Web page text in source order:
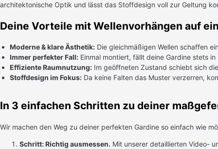
architektonische Optik und lässt das Stoffdesign voll zur Geltung
Deine Vorteile mit Wellenvorhängen auf
Moderne & klare Ästhetik: Die gleichmäßigen Wellen schaffen
Immer perfekter Fall: Einmal montiert, fällt deine Gardine stets
Effiziente Raumnutzung: Im geöffneten Zustand schiebt sich
Stoffdesign im Fokus: Da keine Falten das Muster verzerren,
In 3 einfachen Schritten zu deiner
Wir machen den Weg zu deiner perfekten Gardine so einfach wie
Schritt: Richtig ausmessen. Mit unserer detaillierten Video-